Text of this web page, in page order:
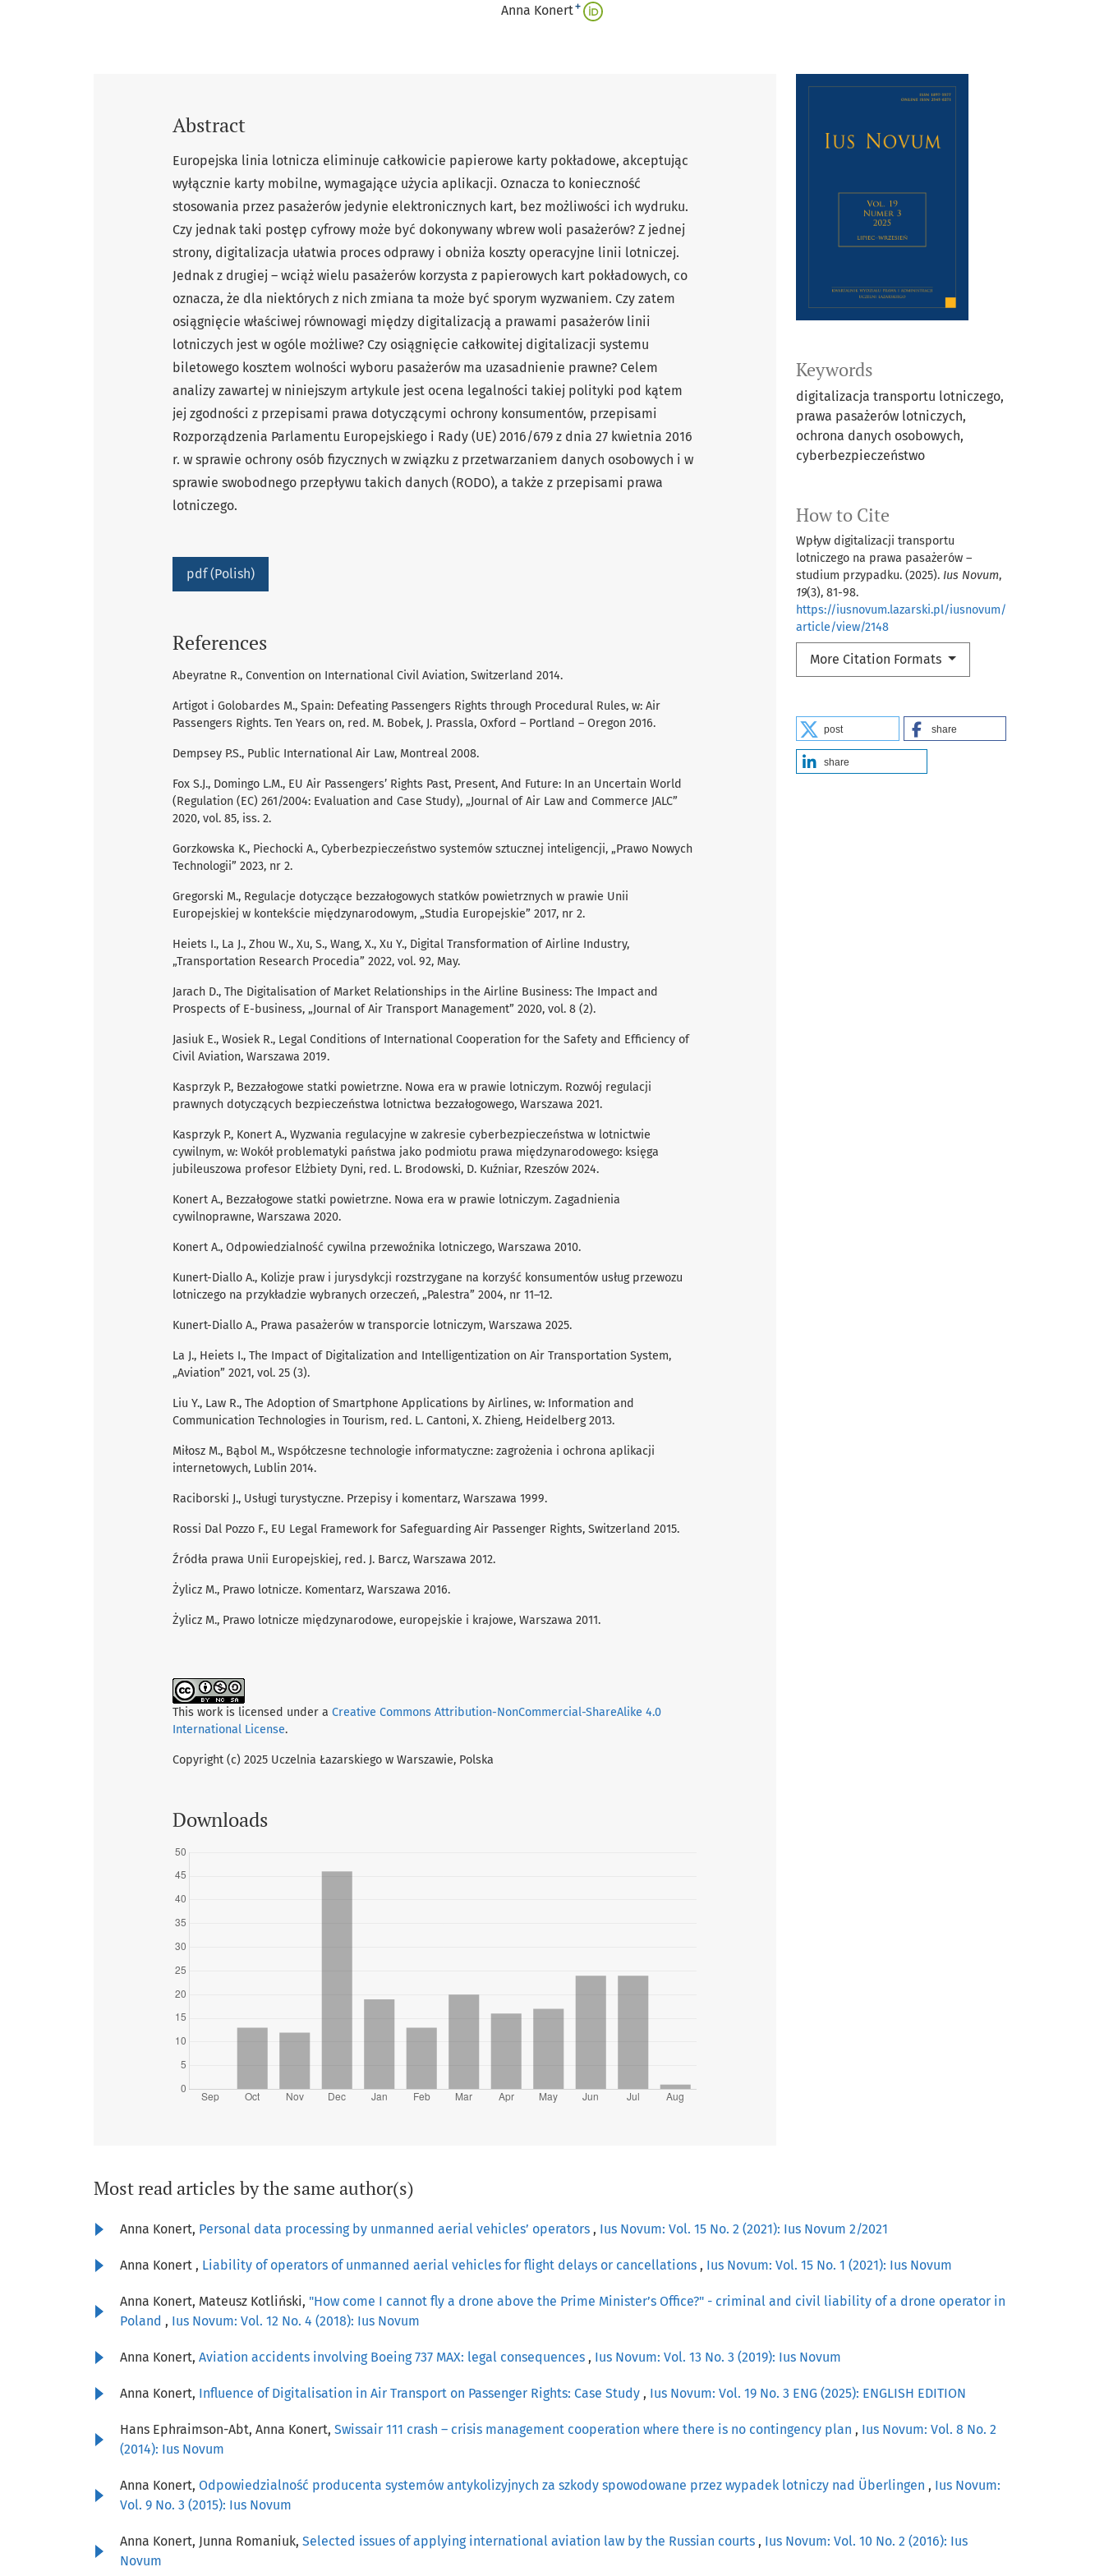
Anna Konert+
Keywords
digitalizacja transportu lotniczego,
prawa pasażerów lotniczych,
ochrona danych osobowych,
cyberbezpieczeństwo
How to Cite
Wpływ digitalizacji transportu
lotniczego na prawa pasażerów –
studium przypadku. (2025). Ius Novum,
19(3), 81-98.
https://iusnovum.lazarski.pl/iusnovum/
article/view/2148
More Citation Formats
post share
share
Abstract
Europejska linia lotnicza eliminuje całkowicie papierowe karty pokładowe, akceptując
wyłącznie karty mobilne, wymagające użycia aplikacji. Oznacza to konieczność
stosowania przez pasażerów jedynie elektronicznych kart, bez możliwości ich wydruku.
Czy jednak taki postęp cyfrowy może być dokonywany wbrew woli pasażerów? Z jednej
strony, digitalizacja ułatwia proces odprawy i obniża koszty operacyjne linii lotniczej.
Jednak z drugiej – wciąż wielu pasażerów korzysta z papierowych kart pokładowych, co
oznacza, że dla niektórych z nich zmiana ta może być sporym wyzwaniem. Czy zatem
osiągnięcie właściwej równowagi między digitalizacją a prawami pasażerów linii
lotniczych jest w ogóle możliwe? Czy osiągnięcie całkowitej digitalizacji systemu
biletowego kosztem wolności wyboru pasażerów ma uzasadnienie prawne? Celem
analizy zawartej w niniejszym artykule jest ocena legalności takiej polityki pod kątem
jej zgodności z przepisami prawa dotyczącymi ochrony konsumentów, przepisami
Rozporządzenia Parlamentu Europejskiego i Rady (UE) 2016/679 z dnia 27 kwietnia 2016
r. w sprawie ochrony osób fizycznych w związku z przetwarzaniem danych osobowych i w
sprawie swobodnego przepływu takich danych (RODO), a także z przepisami prawa
lotniczego.
pdf (Polish)
References
Abeyratne R., Convention on International Civil Aviation, Switzerland 2014.
Artigot i Golobardes M., Spain: Defeating Passengers Rights through Procedural Rules, w: Air
Passengers Rights. Ten Years on, red. M. Bobek, J. Prassla, Oxford – Portland – Oregon 2016.
Dempsey P.S., Public International Air Law, Montreal 2008.
Fox S.J., Domingo L.M., EU Air Passengers’ Rights Past, Present, And Future: In an Uncertain World
(Regulation (EC) 261/2004: Evaluation and Case Study), „Journal of Air Law and Commerce JALC”
2020, vol. 85, iss. 2.
Gorzkowska K., Piechocki A., Cyberbezpieczeństwo systemów sztucznej inteligencji, „Prawo Nowych
Technologii” 2023, nr 2.
Gregorski M., Regulacje dotyczące bezzałogowych statków powietrznych w prawie Unii
Europejskiej w kontekście międzynarodowym, „Studia Europejskie” 2017, nr 2.
Heiets I., La J., Zhou W., Xu, S., Wang, X., Xu Y., Digital Transformation of Airline Industry,
„Transportation Research Procedia” 2022, vol. 92, May.
Jarach D., The Digitalisation of Market Relationships in the Airline Business: The Impact and
Prospects of E-business, „Journal of Air Transport Management” 2020, vol. 8 (2).
Jasiuk E., Wosiek R., Legal Conditions of International Cooperation for the Safety and Efficiency of
Civil Aviation, Warszawa 2019.
Kasprzyk P., Bezzałogowe statki powietrzne. Nowa era w prawie lotniczym. Rozwój regulacji
prawnych dotyczących bezpieczeństwa lotnictwa bezzałogowego, Warszawa 2021.
Kasprzyk P., Konert A., Wyzwania regulacyjne w zakresie cyberbezpieczeństwa w lotnictwie
cywilnym, w: Wokół problematyki państwa jako podmiotu prawa międzynarodowego: księga
jubileuszowa profesor Elżbiety Dyni, red. L. Brodowski, D. Kuźniar, Rzeszów 2024.
Konert A., Bezzałogowe statki powietrzne. Nowa era w prawie lotniczym. Zagadnienia
cywilnoprawne, Warszawa 2020.
Konert A., Odpowiedzialność cywilna przewoźnika lotniczego, Warszawa 2010.
Kunert-Diallo A., Kolizje praw i jurysdykcji rozstrzygane na korzyść konsumentów usług przewozu
lotniczego na przykładzie wybranych orzeczeń, „Palestra” 2004, nr 11–12.
Kunert-Diallo A., Prawa pasażerów w transporcie lotniczym, Warszawa 2025.
La J., Heiets I., The Impact of Digitalization and Intelligentization on Air Transportation System,
„Aviation” 2021, vol. 25 (3).
Liu Y., Law R., The Adoption of Smartphone Applications by Airlines, w: Information and
Communication Technologies in Tourism, red. L. Cantoni, X. Zhieng, Heidelberg 2013.
Miłosz M., Bąbol M., Współczesne technologie informatyczne: zagrożenia i ochrona aplikacji
internetowych, Lublin 2014.
Raciborski J., Usługi turystyczne. Przepisy i komentarz, Warszawa 1999.
Rossi Dal Pozzo F., EU Legal Framework for Safeguarding Air Passenger Rights, Switzerland 2015.
Źródła prawa Unii Europejskiej, red. J. Barcz, Warszawa 2012.
Żylicz M., Prawo lotnicze. Komentarz, Warszawa 2016.
Żylicz M., Prawo lotnicze międzynarodowe, europejskie i krajowe, Warszawa 2011.
This work is licensed under a Creative Commons Attribution-NonCommercial-ShareAlike 4.0
International License.
Copyright (c) 2025 Uczelnia Łazarskiego w Warszawie, Polska
Downloads
Most read articles by the same author(s)
Anna Konert, Personal data processing by unmanned aerial vehicles’ operators , Ius Novum: Vol. 15 No. 2 (2021): Ius Novum 2/2021
Anna Konert , Liability of operators of unmanned aerial vehicles for flight delays or cancellations , Ius Novum: Vol. 15 No. 1 (2021): Ius Novum
Anna Konert, Mateusz Kotliński, "How come I cannot fly a drone above the Prime Minister’s Office?" - criminal and civil liability of a drone operator in
Poland , Ius Novum: Vol. 12 No. 4 (2018): Ius Novum
Anna Konert, Aviation accidents involving Boeing 737 MAX: legal consequences , Ius Novum: Vol. 13 No. 3 (2019): Ius Novum
Anna Konert, Influence of Digitalisation in Air Transport on Passenger Rights: Case Study , Ius Novum: Vol. 19 No. 3 ENG (2025): ENGLISH EDITION
Hans Ephraimson-Abt, Anna Konert, Swissair 111 crash – crisis management cooperation where there is no contingency plan , Ius Novum: Vol. 8 No. 2
(2014): Ius Novum
Anna Konert, Odpowiedzialność producenta systemów antykolizyjnych za szkody spowodowane przez wypadek lotniczy nad Überlingen , Ius Novum:
Vol. 9 No. 3 (2015): Ius Novum
Anna Konert, Junna Romaniuk, Selected issues of applying international aviation law by the Russian courts , Ius Novum: Vol. 10 No. 2 (2016): Ius
Novum